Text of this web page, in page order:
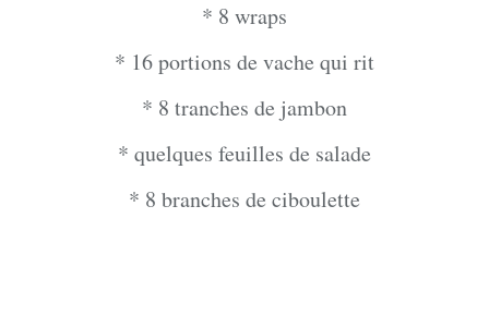
* 8 wraps
* 16 portions de vache qui rit
* 8 tranches de jambon
* quelques feuilles de salade
* 8 branches de ciboulette